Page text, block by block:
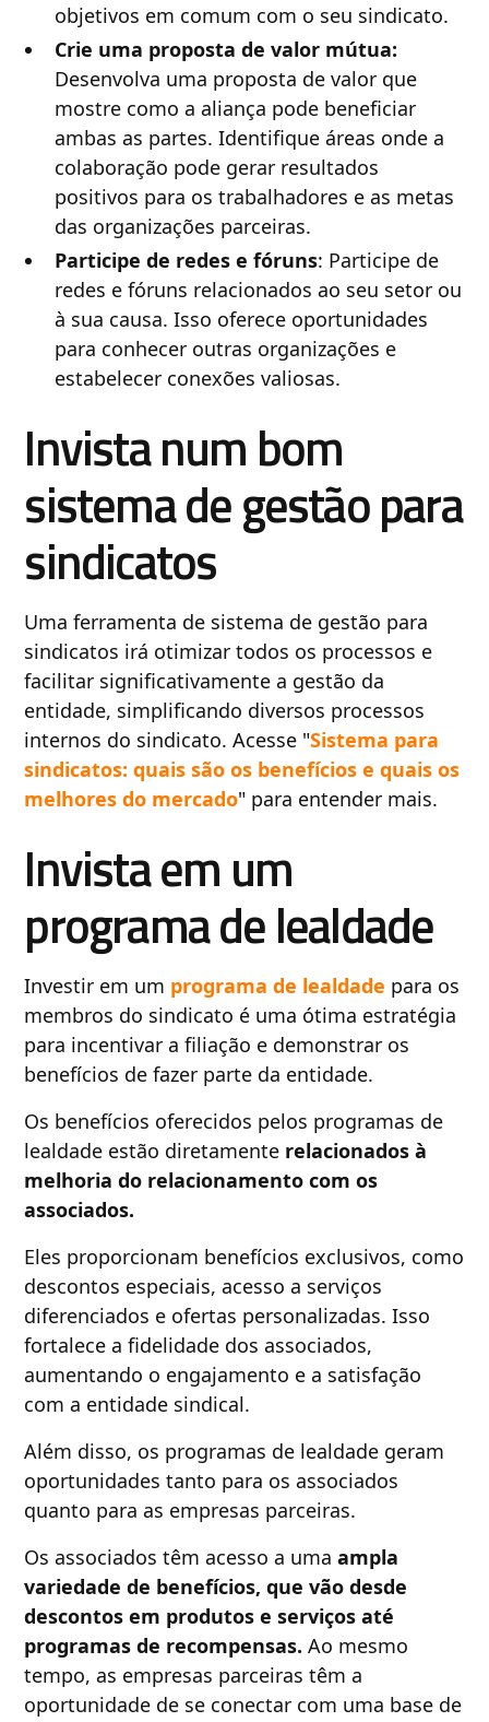
objetivos em comum com o seu sindicato.
Crie uma proposta de valor mútua:
Desenvolva uma proposta de valor que
mostre como a aliança pode beneficiar
ambas as partes. Identifique áreas onde a
colaboração pode gerar resultados
positivos para os trabalhadores e as metas
das organizações parceiras.
Participe de redes e fóruns: Participe de
redes e fóruns relacionados ao seu setor ou
à sua causa. Isso oferece oportunidades
para conhecer outras organizações e
estabelecer conexões valiosas.
Invista num bom
sistema de gestão para
sindicatos
Uma ferramenta de sistema de gestão para
sindicatos irá otimizar todos os processos e
facilitar significativamente a gestão da
entidade, simplificando diversos processos
internos do sindicato. Acesse "Sistema para
sindicatos: quais são os benefícios e quais os
melhores do mercado" para entender mais.
Invista em um
programa de lealdade
Investir em um programa de lealdade para os
membros do sindicato é uma ótima estratégia
para incentivar a filiação e demonstrar os
benefícios de fazer parte da entidade.
Os benefícios oferecidos pelos programas de
lealdade estão diretamente relacionados à
melhoria do relacionamento com os
associados.
Eles proporcionam benefícios exclusivos, como
descontos especiais, acesso a serviços
diferenciados e ofertas personalizadas. Isso
fortalece a fidelidade dos associados,
aumentando o engajamento e a satisfação
com a entidade sindical.
Além disso, os programas de lealdade geram
oportunidades tanto para os associados
quanto para as empresas parceiras.
Os associados têm acesso a umaampla
variedade de benefícios, que vão desde
descontos em produtos e serviços até
programas de recompensas. Ao mesmo
tempo, as empresas parceiras têm a
oportunidade de se conectar com uma base de